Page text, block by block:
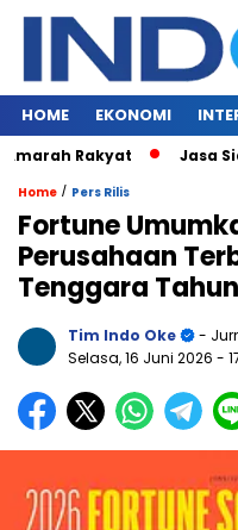
HOME EKONOMI
Rakyat Jasa Siaran
Home / Pers Rilis
Fortune
Perusahaan
Tenggara
Tim Indo Oke
-
Selasa, 16 Juni 2026 -